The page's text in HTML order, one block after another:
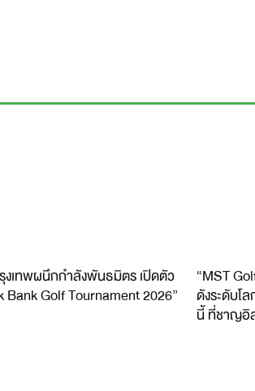
งเทพผนึกกำลังพันธมิตร เปิดตัว
Bank Golf Tournament 2026”
“MST
ดังระดับโ
นี้ ที่ชาญอิ